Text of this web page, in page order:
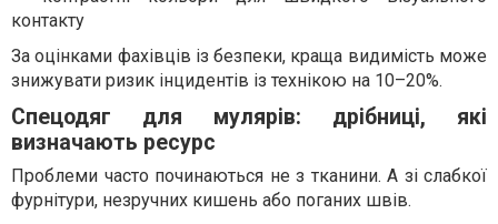
контакту
За оцінками фахівців із безпеки, краща видимість може
знижувати ризик інцидентів із технікою на 10–20%.
Спецодяг для мулярів: дрібниці, які
визначають ресурс
Проблеми часто починаються не з тканини. А зі слабкої
фурнітури, незручних кишень або поганих швів.